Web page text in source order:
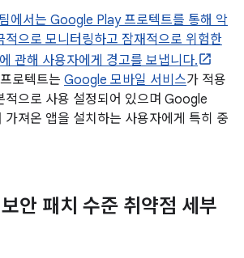
에서는 Google Play 프로텍트를 통해 악
적으로 모니터링하고 잠재적으로 위험한
관해 사용자에게 경고를 보냅니다.
로텍트는 Google 모바일 서비스가 적용
적으로 사용 설정되어 있으며 Google
가져온 앱을 설치하는 사용자에게 특히 중
안 패치 수준 취약점 세부